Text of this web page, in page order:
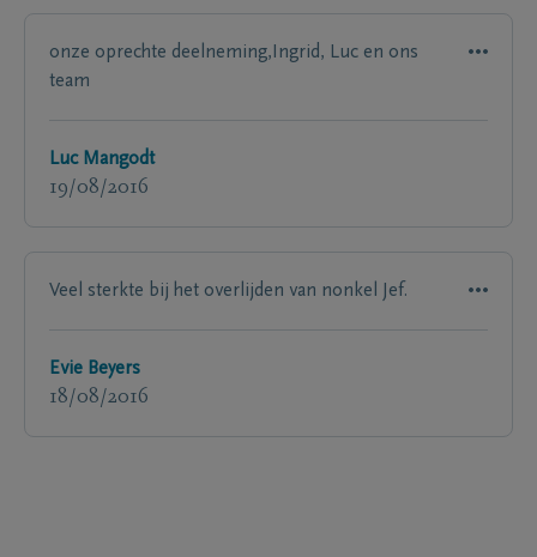
onze oprechte deelneming,Ingrid, Luc en ons
team
Luc Mangodt
19/08/2016
Veel sterkte bij het overlijden van nonkel Jef.
Evie Beyers
18/08/2016